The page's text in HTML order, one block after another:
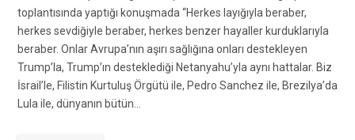
toplantısında yaptığı konuşmada “Herkes layığıyla beraber,
herkes sevdiğiyle beraber, herkes benzer hayaller kurduklarıyla
beraber. Onlar Avrupa’nın aşırı sağlığına onları destekleyen
Trump’la, Trump’ın desteklediği Netanyahu’yla aynı hattalar. Biz
İsrail’le, Filistin Kurtuluş Örgütü ile, Pedro Sanchez ile, Brezilya’da
Lula ile, dünyanın bütün…